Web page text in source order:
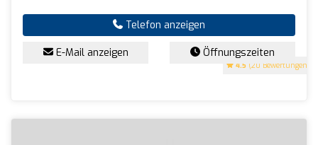
4.5 (20 Bewertungen)
Telefon anzeigen
E-Mail anzeigen Öffnungszeiten